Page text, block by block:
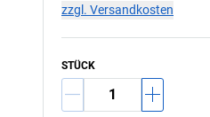
zzgl. Versandkosten
STÜCK